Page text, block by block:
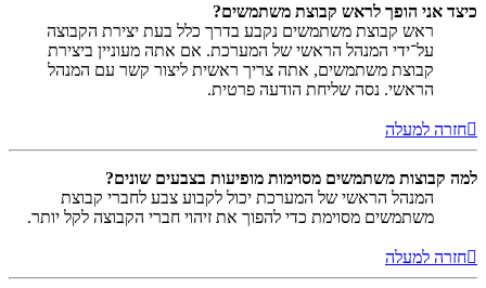
כיצד אני הופך לראש קבוצת משתמשים?
ראש קבוצת משתמשים נקבע בדרך כלל בעת יצירת הקבוצה
על־ידי המנהל הראשי של המערכת. אם אתה מעוניין ביצירת
קבוצת משתמשים, אתה צריך ראשית ליצור קשר עם המנהל
הראשי. נסה שליחת הודעה פרטית.
חזרה למעלה
למה קבוצות משתמשים מסוימות מופיעות בצבעים שונים?
המנהל הראשי של המערכת יכול לקבוע צבע לחברי קבוצת
משתמשים מסוימת כדי להפוך את זיהוי חברי הקבוצה לקל יותר.
חזרה למעלה